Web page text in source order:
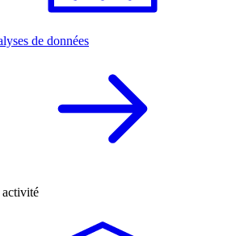
de données
activité